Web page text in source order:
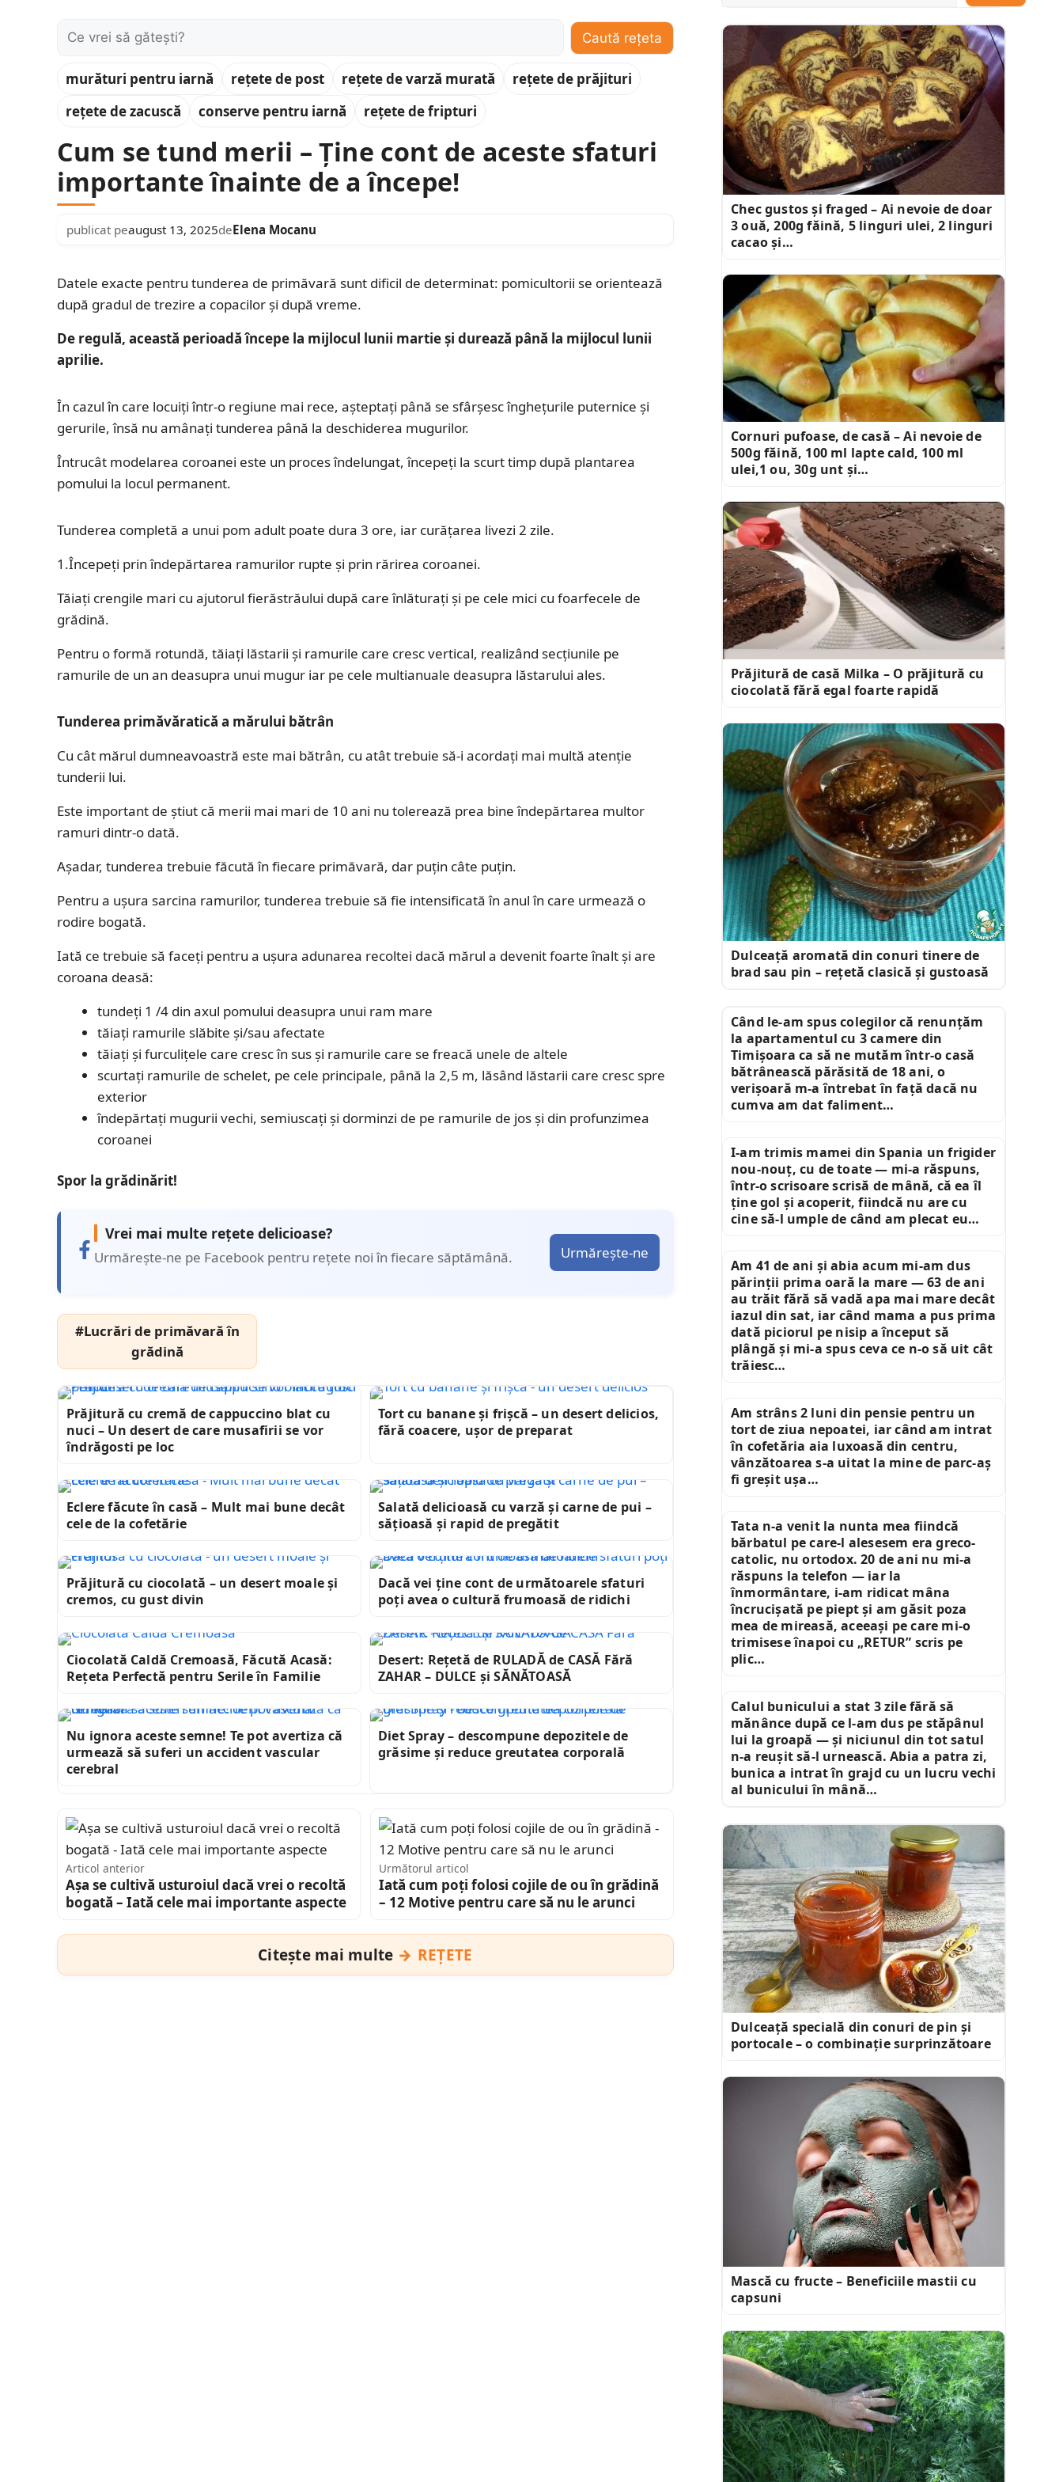
Caută: Caută rețeta
murături pentru iarnă rețete de post rețete de varză murată
rețete de prăjituri
rețete de zacuscă
conserve pentru iarnă rețete de fripturi
Cum se tund merii – Ține cont de aceste sfaturi
importante înainte de a începe!
publicat peaugust 13, 2025deElena Mocanu
Datele exacte pentru tunderea de primăvară sunt dificil de determinat: pomicultorii se orientează
după gradul de trezire a copacilor și după vreme.
De regulă, această perioadă începe la mijlocul lunii martie și durează până la mijlocul lunii
aprilie.
În cazul în care locuiți într-o regiune mai rece, așteptați până se sfârșesc înghețurile puternice și
gerurile, însă nu amânați tunderea până la deschiderea mugurilor.
Întrucât modelarea coroanei este un proces îndelungat, începeți la scurt timp după plantarea
pomului la locul permanent.
Tunderea completă a unui pom adult poate dura 3 ore, iar curățarea livezi 2 zile.
1.Începeți prin îndepărtarea ramurilor rupte și prin rărirea coroanei.
Tăiați crengile mari cu ajutorul fierăstrăului după care înlăturați și pe cele mici cu foarfecele de
grădină.
Pentru o formă rotundă, tăiați lăstarii și ramurile care cresc vertical, realizând secțiunile pe
ramurile de un an deasupra unui mugur iar pe cele multianuale deasupra lăstarului ales.
Tunderea primăvăratică a mărului bătrân
Cu cât mărul dumneavoastră este mai bătrân, cu atât trebuie să-i acordați mai multă atenție
tunderii lui.
Este important de știut că merii mai mari de 10 ani nu tolerează prea bine îndepărtarea multor
ramuri dintr-o dată.
Așadar, tunderea trebuie făcută în fiecare primăvară, dar puțin câte puțin.
Pentru a ușura sarcina ramurilor, tunderea trebuie să fie intensificată în anul în care urmează o
rodire bogată.
Iată ce trebuie să faceți pentru a ușura adunarea recoltei dacă mărul a devenit foarte înalt și are
coroana deasă:
tundeți 1 /4 din axul pomului deasupra unui ram mare
tăiați ramurile slăbite și/sau afectate
tăiați și furculițele care cresc în sus și ramurile care se freacă unele de altele
scurtați ramurile de schelet, pe cele principale, până la 2,5 m, lăsând lăstarii care cresc spre
exterior
îndepărtați mugurii vechi, semiuscați și dorminzi de pe ramurile de jos și din profunzimea
coroanei
Spor la grădinărit!
Vrei mai multe rețete delicioase?
Urmărește-ne pe Facebook pentru rețete noi în fiecare săptămână. Urmărește-ne
#Lucrări de primăvară în
grădină
Prăjitură cu cremă de cappuccino blat cu
nuci – Un desert de care musafirii se vor
îndrăgosti pe loc
Tort cu banane și frișcă – un desert delicios,
fără coacere, ușor de preparat
Eclere făcute în casă – Mult mai bune decât
cele de la cofetărie
Salată delicioasă cu varză și carne de pui –
sățioasă și rapid de pregătit
Prăjitură cu ciocolată – un desert moale și
cremos, cu gust divin
Dacă vei ține cont de următoarele sfaturi
poți avea o cultură frumoasă de ridichi
Ciocolată Caldă Cremoasă, Făcută Acasă:
Rețeta Perfectă pentru Serile în Familie
Desert: Rețetă de RULADĂ de CASĂ Fără
ZAHAR – DULCE și SĂNĂTOASĂ
Nu ignora aceste semne! Te pot avertiza că
urmează să suferi un accident vascular
cerebral
Diet Spray – descompune depozitele de
grăsime și reduce greutatea corporală
Articol anterior
Așa se cultivă usturoiul dacă vrei o recoltă
bogată – Iată cele mai importante aspecte
Următorul articol
Iată cum poți folosi cojile de ou în grădină
– 12 Motive pentru care să nu le arunci
Citește mai multe REȚETE
Chec gustos și fraged – Ai nevoie de doar
3 ouă, 200g făină, 5 linguri ulei, 2 linguri
cacao și…
Cornuri pufoase, de casă – Ai nevoie de
500g făină, 100 ml lapte cald, 100 ml
ulei,1 ou, 30g unt și…
Prăjitură de casă Milka – O prăjitură cu
ciocolată fără egal foarte rapidă
Dulceață aromată din conuri tinere de
brad sau pin – rețetă clasică și gustoasă
Când le-am spus colegilor că renunțăm
la apartamentul cu 3 camere din
Timișoara ca să ne mutăm într-o casă
bătrânească părăsită de 18 ani, o
verișoară m-a întrebat în față dacă nu
cumva am dat faliment…
I-am trimis mamei din Spania un frigider
nou-nouț, cu de toate — mi-a răspuns,
într-o scrisoare scrisă de mână, că ea îl
ține gol și acoperit, fiindcă nu are cu
cine să-l umple de când am plecat eu…
Am 41 de ani și abia acum mi-am dus
părinții prima oară la mare — 63 de ani
au trăit fără să vadă apa mai mare decât
iazul din sat, iar când mama a pus prima
dată piciorul pe nisip a început să
plângă și mi-a spus ceva ce n-o să uit cât
trăiesc…
Am strâns 2 luni din pensie pentru un
tort de ziua nepoatei, iar când am intrat
în cofetăria aia luxoasă din centru,
vânzătoarea s-a uitat la mine de parc-aș
fi greșit ușa…
Tata n-a venit la nunta mea fiindcă
bărbatul pe care-l alesesem era greco-
catolic, nu ortodox. 20 de ani nu mi-a
răspuns la telefon — iar la
înmormântare, i-am ridicat mâna
încrucișată pe piept și am găsit poza
mea de mireasă, aceeași pe care mi-o
trimisese înapoi cu „RETUR” scris pe
plic…
Calul bunicului a stat 3 zile fără să
mănânce după ce l-am dus pe stăpânul
lui la groapă — și niciunul din tot satul
n-a reușit să-l urnească. Abia a patra zi,
bunica a intrat în grajd cu un lucru vechi
al bunicului în mână…
Dulceață specială din conuri de pin și
portocale – o combinație surprinzătoare
Mască cu fructe – Beneficiile mastii cu
capsuni